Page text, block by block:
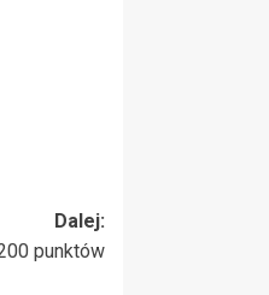
Dalej:
punktów